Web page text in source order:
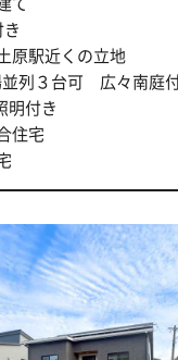
駅近くの立地
列３台可 広々南庭
明付き
住宅